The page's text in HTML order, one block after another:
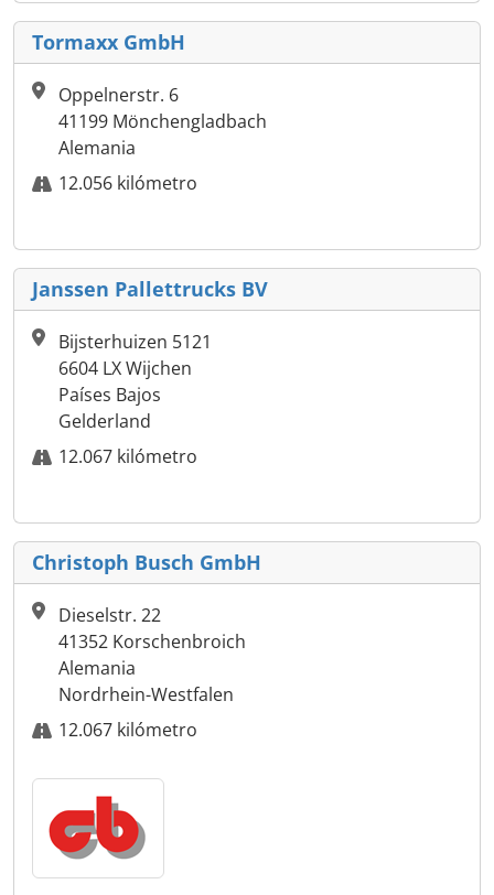
Tormaxx GmbH
Oppelnerstr. 6
41199 Mönchengladbach
Alemania
12.056 kilómetro
Janssen Pallettrucks BV
Bijsterhuizen 5121
6604 LX Wijchen
Países Bajos
Gelderland
12.067 kilómetro
Christoph Busch GmbH
Dieselstr. 22
41352 Korschenbroich
Alemania
Nordrhein-Westfalen
12.067 kilómetro